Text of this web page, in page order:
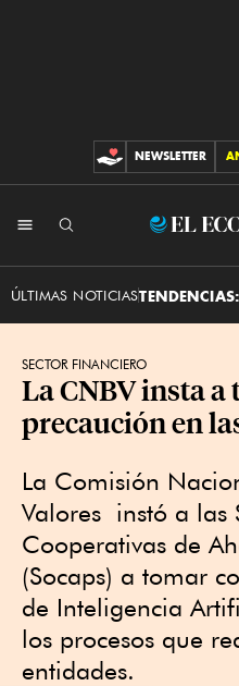
CONTRIBUCIONES
NEWSLETTER
ÚLTIMAS NOTICIASTENDENCIAS:
SECTOR FINANCIERO
La CNBV insta
precaución en
La Comisión
Valores instó a las
Cooperativas de
(Socaps) a tomar
de Inteligencia
los procesos que
entidades.